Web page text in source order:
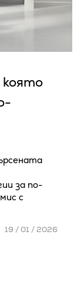
която
за по-
с
19 / 01 / 2026